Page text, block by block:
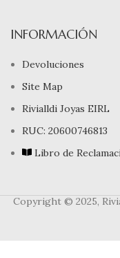
INFORMACIÓN
Devoluciones
Site Map
Rivialldi Joyas EIRL
RUC: 20600746813
Libro de
Copyright © 2025,